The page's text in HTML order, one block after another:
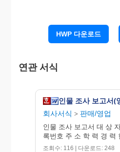
5. 상 벌
6. 기 타
평 가
HWP 다운로드
연관 서식
인물 조사 보고서(
회사서식 > 판매/영업
인물 조사 보고서 대 상
록번호 주 소 학 력 경 력
조회수: 116 | 다운로드: 248